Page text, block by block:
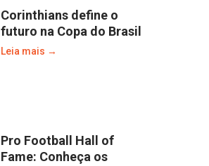
Corinthians define o
futuro na Copa do Brasil
Leia mais →
Pro Football Hall of
Fame: Conheça os